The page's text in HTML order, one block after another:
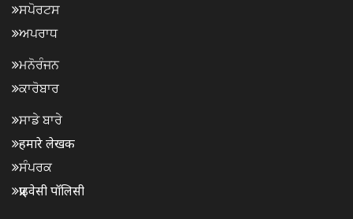
ਸਪੋਰਟਸ
ਅਪਰਾਧ
ਮਨੋਰੰਜਨ
ਕਾਰੋਬਾਰ
ਸਾਡੇ ਬਾਰੇ
हमारे लेखक
ਸੰਪਰਕ
प्राइवेसी पॉलिसी